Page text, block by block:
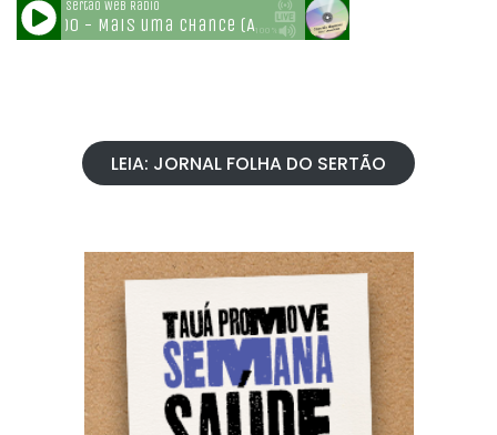
LEIA: JORNAL FOLHA DO SERTÃO